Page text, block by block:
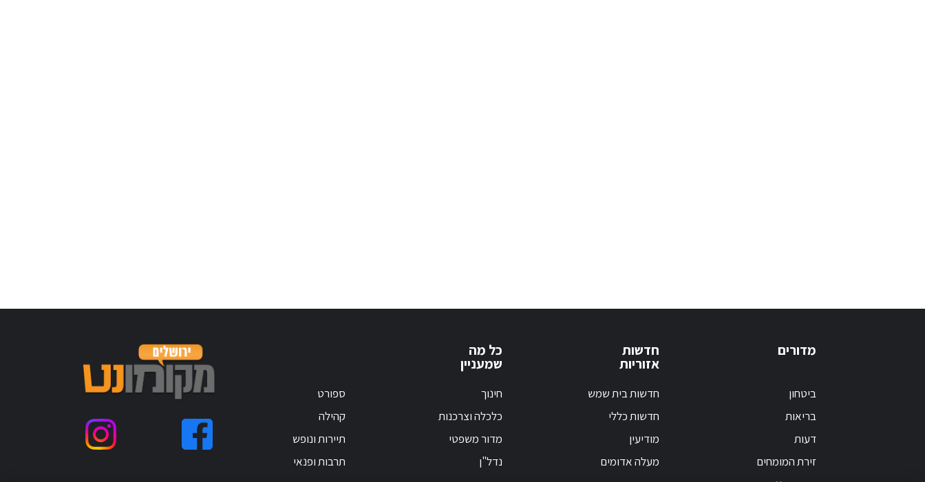
מדורים
ביטחון
בריאות
דעות
זירת המומחים
חדשות
אזוריות
חדשות בית שמש
חדשות כללי
מודיעין
מעלה אדומים
כל מה
שמעניין
חינוך
כלכלה וצרכנות
מדור משפטי
נדל"ן
ספורט
קהילה
תיירות ונופש
תרבות ופנאי